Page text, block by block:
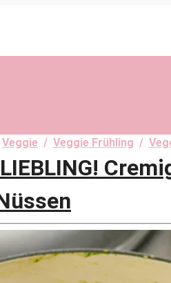
Veggie / Veggie Frühling /